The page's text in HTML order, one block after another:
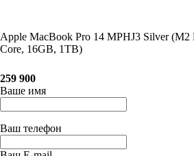
Apple MacBook Pro 14 MPHJ3 Silver (M2
Core, 16GB, 1TB)
259 900
Ваше имя
Ваш телефон